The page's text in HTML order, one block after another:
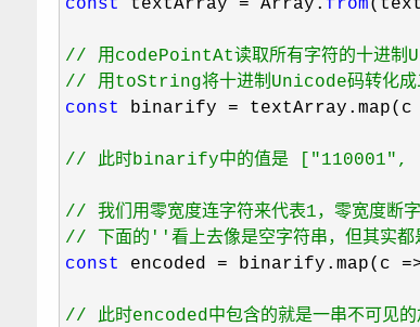
const textArray = Array. from
//
// 用toString将十进制Unicode码转化成二
const binarify = textArray.map(c
// 此时binarify中的值是 ["110001",
//
// 下面的''看上去像是空字符串，但其实都
const encoded = binarify.map(c
// 此时encoded中包含的就是一串不可见的